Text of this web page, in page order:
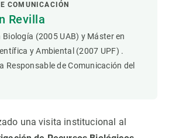
COMUNICACIÓN
Revilla
Biología (2005 UAB) y Máster en
y Ambiental (2007 UPF) .
Responsable de Comunicación del
una visita institucional al